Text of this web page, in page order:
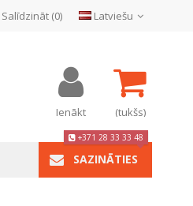
Latviešu
Salīdzināt (0)
(tukšs)
Ienākt
SAZINĀTIES
+371 28 33 33 48